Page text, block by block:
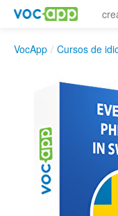
VocApp / Cursos de